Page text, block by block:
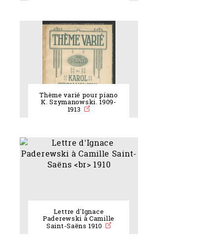
Thème varié pour piano
K. Szymanowski. 1909-
1913
Lettre d'Ignace
Paderewski à Camille
Saint-Saëns 1910